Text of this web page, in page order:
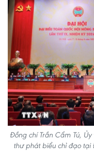
Đồng chí Trần Cẩm Tú,
thư phát biểu chỉ đạo tại